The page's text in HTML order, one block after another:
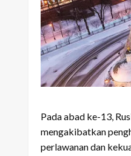
Pada abad ke-13,
mengakibatkan
perlawanan dan